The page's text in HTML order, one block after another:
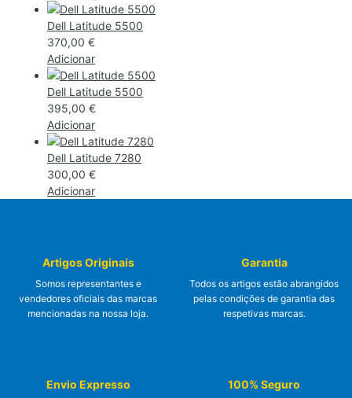
Dell Latitude 5500
370,00 €
Adicionar
Dell Latitude 5500
395,00 €
Adicionar
Dell Latitude 7280
300,00 €
Adicionar
Artigos Originais
Somos representantes e
vendedores oficiais das marcas
mencionadas na nossa loja.
Garantia
Todos os artigos estão abrangidos
pelas condições de garantia das
respetivas marcas.
Envio Expresso 100% Seguro